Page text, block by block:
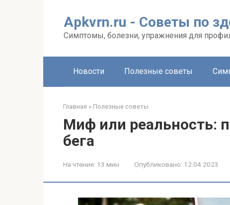
Apkvrn.ru - Советы по
Симптомы, болезни, упражнения для
Новости Полезные советы
Главная » Полезные советы
Миф или реальность:
бега
На чтение: 13 мин Опубликовано: 12.04.2023